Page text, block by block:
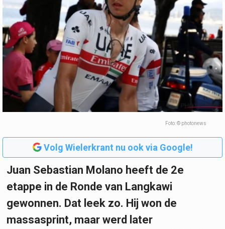
Foto: © photonews
Volg Wielerkrant nu ook via Google!
Juan Sebastian Molano heeft de 2e
etappe in de Ronde van Langkawi
gewonnen. Dat leek zo. Hij won de
massasprint, maar werd later